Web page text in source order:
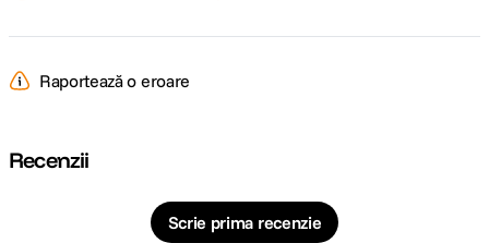
Raportează o eroare
Recenzii
Scrie prima recenzie